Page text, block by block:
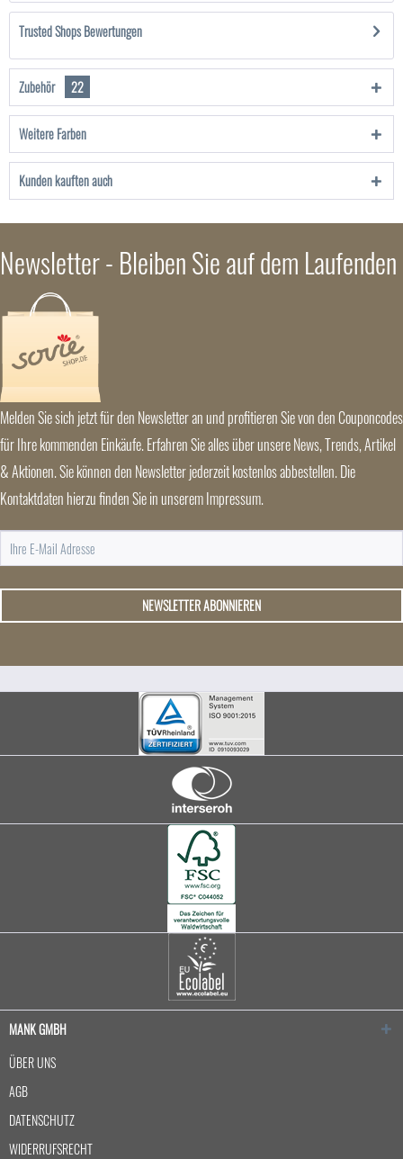
Trusted Shops Bewertungen
Zubehör 22
Weitere Farben
Kunden kauften auch
Newsletter - Bleiben Sie auf dem Laufenden
Melden Sie sich jetzt für den Newsletter an und profitieren Sie von den Couponcodes
für Ihre kommenden Einkäufe. Erfahren Sie alles über unsere News, Trends, Artikel
& Aktionen. Sie können den Newsletter jederzeit kostenlos abbestellen. Die
Kontaktdaten hierzu finden Sie in unserem Impressum.
NEWSLETTER ABONNIEREN
MANK GMBH
ÜBER UNS
AGB
DATENSCHUTZ
WIDERRUFSRECHT